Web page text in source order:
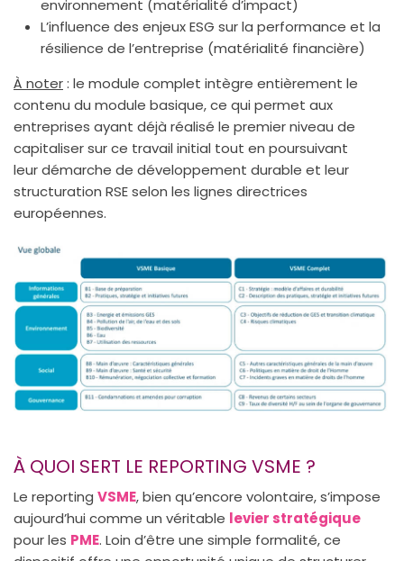
environnement (matérialité d’impact)
L’influence des enjeux ESG sur la performance et la
résilience de l’entreprise (matérialité financière)
À noter: le module complet intègre entièrement le
contenu du module basique, ce qui permet aux
entreprises ayant déjà réalisé le premier niveau de
capitaliser sur ce travail initial tout en poursuivant
leur démarche de développement durable et leur
structuration RSE selon les lignes directrices
européennes.
À QUOI SERT LE REPORTING VSME ?
Le reporting VSME, bien qu’encore volontaire, s’impose
aujourd’hui comme un véritable levier stratégique
pour les PME. Loin d’être une simple formalité, ce